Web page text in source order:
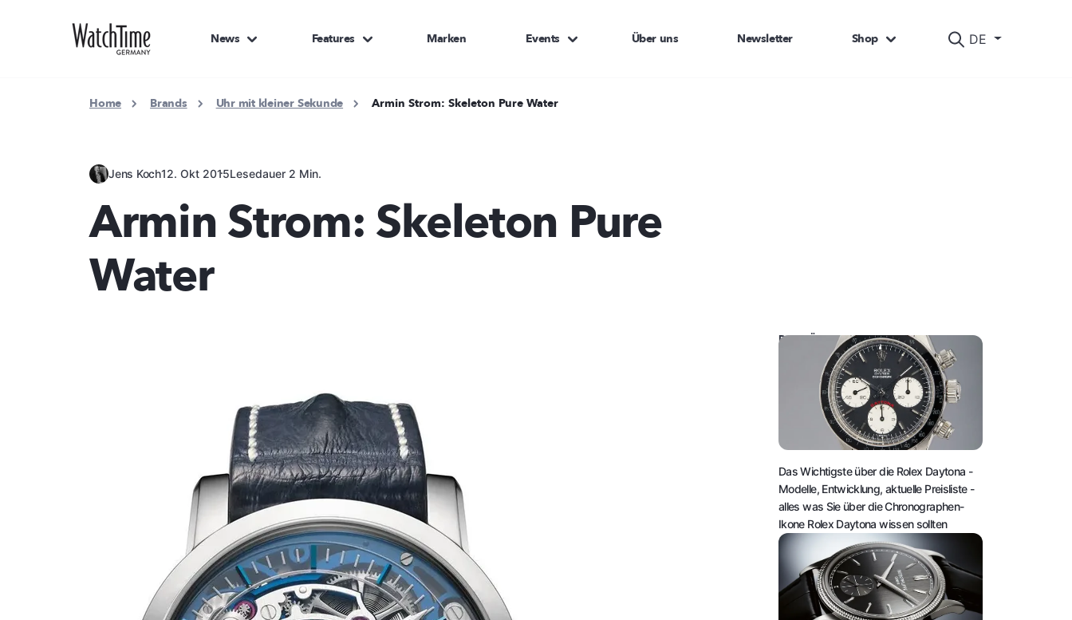
DE
News Features Marken Events Über uns Newsletter Shop
Home Brands Uhr mit kleiner Sekunde Armin Strom: Skeleton Pure Water
Jens Koch12. Okt 2015Lesedauer 2 Min.
Armin Strom: Skeleton Pure
Water
DAS KÖNNTE SIE AUCH INTERESSIEREN:
Das Wichtigste über die Rolex Daytona -
Modelle, Entwicklung, aktuelle Preisliste -
alles was Sie über die Chronographen-
Ikone Rolex Daytona wissen sollten